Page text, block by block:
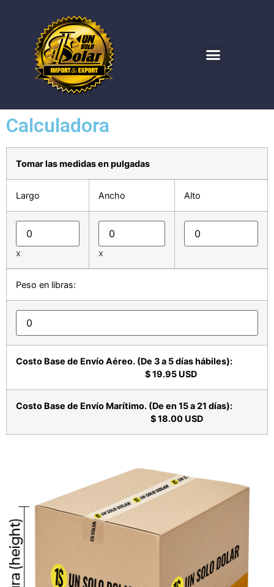
Calculadora
Tomar las medidas en pulgadas
Largo Ancho Alto
x x
Peso en libras:
Costo Base de Envío Aéreo. (De 3 a 5 días hábiles):
$ 19.95 USD
Costo Base de Envío Marítimo. (De en 15 a 21 días):
$ 18.00 USD